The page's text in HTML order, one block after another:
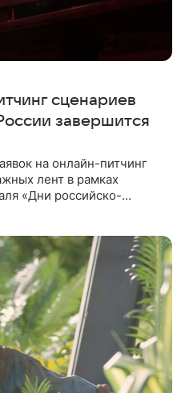
сценариев
завершится
на онлайн-питчинг
лент в рамках
«Дни российско-